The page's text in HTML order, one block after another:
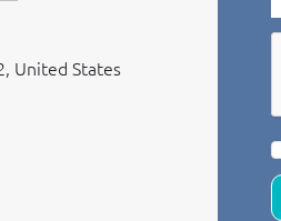
United States